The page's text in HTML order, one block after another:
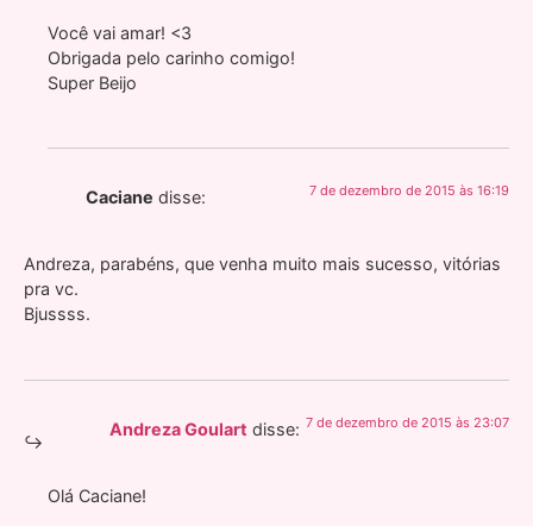
Você vai amar! <3
Obrigada pelo carinho comigo!
Super Beijo
Caciane disse: 7 de dezembro de 2015 às 16:19
Andreza, parabéns, que venha muito mais sucesso, vitórias
pra vc.
Bjussss.
Andreza Goulart disse: 7 de dezembro de 2015 às 23:07
Olá Caciane!